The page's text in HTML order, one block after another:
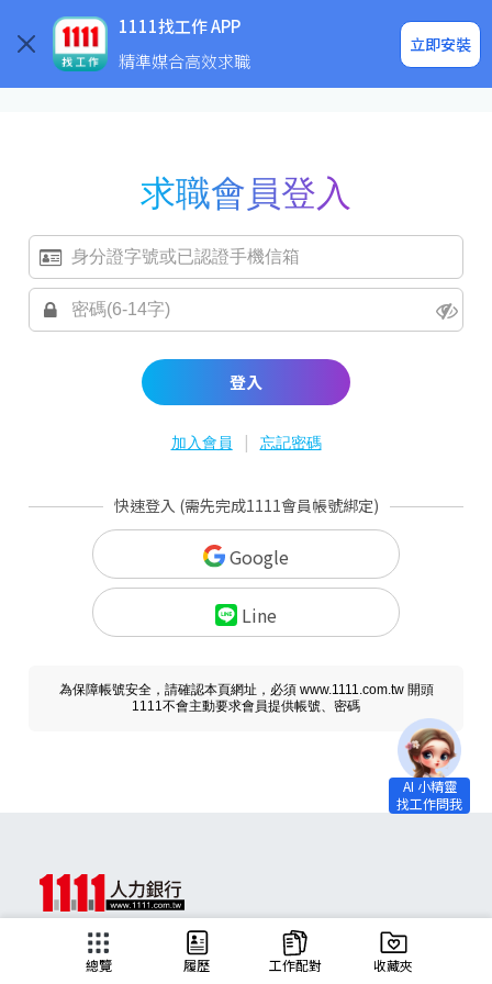
1111找工作 APP
精準媒合高效求職
立即安裝
企業求才
求職會員登入
登入
加入會員 | 忘記密碼
快速登入 (需先完成1111會員帳號綁定)
Google
Line
為保障帳號安全，請確認本頁網址，必須 www.1111.com.tw 開頭
1111不會主動要求會員提供帳號、密碼
總覽 履歷 工作配對 收藏夾